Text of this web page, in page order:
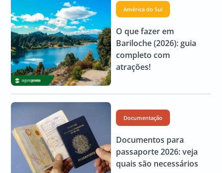
América do Sul
O que fazer em
Bariloche (2026): guia
completo com
atrações!
Documentação
Documentos para
passaporte 2026: veja
quais são necessários